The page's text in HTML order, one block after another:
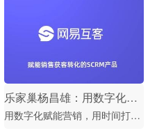
乐家巢杨昌雄：用数字化赋能营销，用时间打磨百年品牌 | 客户案例
用数字化赋能营销，用时间打磨百年品牌